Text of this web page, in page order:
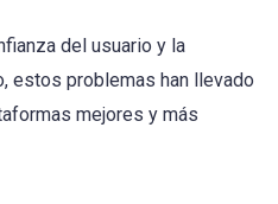
del usuario y la
estos problemas han llevado
mejores y más